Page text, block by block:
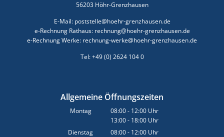
56203 Höhr-Grenzhausen
E-Mail: poststelle@hoehr-grenzhausen.de
e-Rechnung Rathaus: rechnung@hoehr-grenzhausen.de
e-Rechnung Werke: rechnung-werke@hoehr-grenzhausen.de
Tel: +49 (0) 2624 104 0
Allgemeine Öffnungszeiten
Montag 08:00- 12:00 Uhr
Von 08:00 bis 12:00 Uhr
13:00- 18:00 Uhr
Von 13:00 bis 18:00 Uhr
Dienstag 08:00- 12:00 Uhr